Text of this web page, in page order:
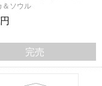
ソウル
完売